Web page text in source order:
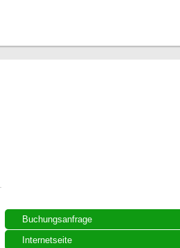
Buchungsanfrage
Internetseite